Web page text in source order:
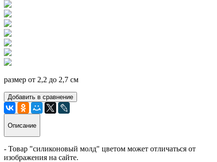
размер от 2,2 до 2,7 см
Добавить в сравнение
Описание
- Товар "силиконовый молд" цветом может отличаться от
изображения на сайте.